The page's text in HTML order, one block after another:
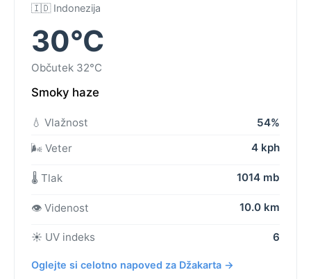
🇮🇩 Indonezija
30°C
Občutek 32°C
Smoky haze
💧 Vlažnost
54%
🌬️ Veter
4 kph
🌡️ Tlak 1014 mb
👁️ Videnost 10.0 km
☀️ UV indeks 6
Oglejte si celotno napoved za Džakarta →